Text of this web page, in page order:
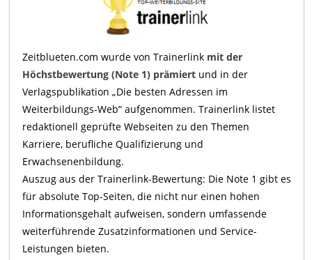
Zeitblueten.com wurde von Trainerlink mit der
Höchstbewertung (Note 1) prämiert und in der
Verlagspublikation „Die besten Adressen im
Weiterbildungs-Web“ aufgenommen. Trainerlink listet
redaktionell geprüfte Webseiten zu den Themen
Karriere, berufliche Qualifizierung und
Erwachsenenbildung.
Auszug aus der Trainerlink-Bewertung: Die Note 1 gibt es
für absolute Top-Seiten, die nicht nur einen hohen
Informationsgehalt aufweisen, sondern umfassende
weiterführende Zusatzinformationen und Service-
Leistungen bieten.